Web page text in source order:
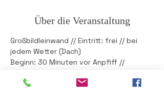
Über die Veranstaltung
Großbildleinwand // Eintritt: frei // bei
jedem Wetter (Dach)
Beginn: 30 Minuten vor Anpfiff //
Veranstaltung der Marktgemeinde